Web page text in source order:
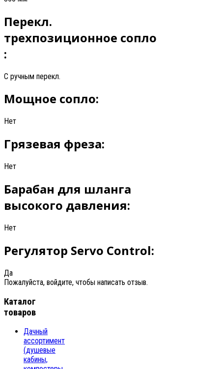
Перекл.
трехпозиционное сопло
:
С ручным перекл.
Мощное сопло:
Нет
Грязевая фреза:
Нет
Барабан для шланга
высокого давления:
Нет
Регулятор Servo Control:
Да
Пожалуйста, войдите, чтобы написать отзыв.
Каталог
товаров
Дачный
ассортимент
(душевые
кабины,